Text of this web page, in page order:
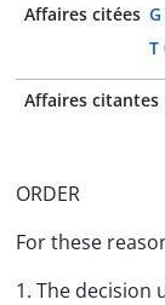
Affaires citées
T
Affaires citantes
ORDER
For these
1. The decision